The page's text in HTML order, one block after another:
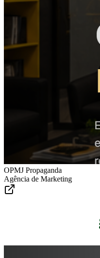
OPMJ Propaganda
Agência de Marketing